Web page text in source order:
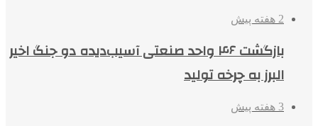
2 هفته پیش
بازگشت ۴۶ واحد صنعتی آسیب‌دیده دو جنگ اخیر
البرز به چرخه تولید
3 هفته پیش